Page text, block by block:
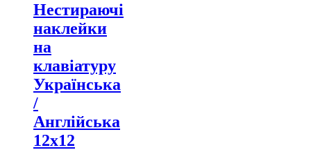
Нестираючі
наклейки
на
клавіатуру
Українська
/
Англійська
12х12